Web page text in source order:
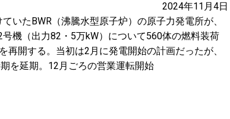
2024年11月4日
いたBWR（沸騰水型原子炉）の原子力発電所が、
機（出力82・5万kW）について560体の燃料装荷
開する。当初は2月に発電開始の計画だったが、
を延期。12月ごろの営業運転開始